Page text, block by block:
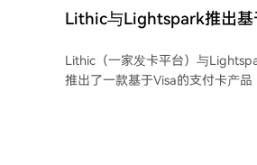
不仅强调了ETF资金流入放缓，
预测，像Hyperliquid这样的去中
失。然而，在5月和6月展现的强
资者对Hyperliquid正变得更加谨
Lithic与Lightspark推出基
Lithic（一家发卡平台）与
推出了一款基于Visa的支付卡产